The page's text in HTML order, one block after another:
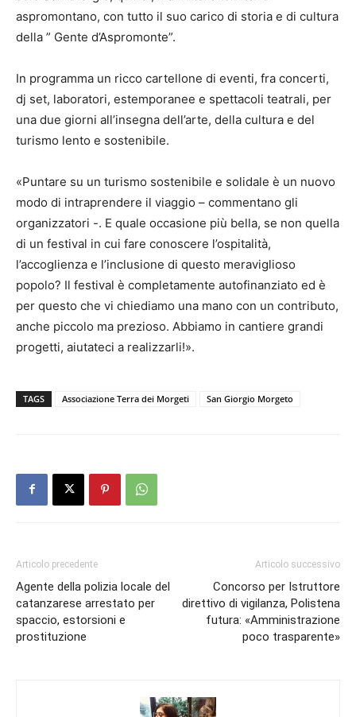
aspromontano, con tutto il suo carico di storia e di cultura
della ” Gente d’Aspromonte”.
In programma un ricco cartellone di eventi, fra concerti,
dj set, laboratori, estemporanee e spettacoli teatrali, per
una due giorni all’insegna dell’arte, della cultura e del
turismo lento e sostenibile.
«Puntare su un turismo sostenibile e solidale è un nuovo
modo di intraprendere il viaggio – commentano gli
organizzatori -. E quale occasione più bella, se non quella
di un festival in cui fare conoscere l’ospitalità,
l’accoglienza e l’inclusione di questo meraviglioso
popolo? Il festival è completamente autofinanziato ed è
per questo che vi chiediamo una mano con un contributo,
anche piccolo ma prezioso. Abbiamo in cantiere grandi
progetti, aiutateci a realizzarli!».
TAGS Associazione Terra dei Morgeti San Giorgio Morgeto
Articolo precedente
Agente della polizia locale del
catanzarese arrestato per
spaccio, estorsioni e
prostituzione
Articolo successivo
Concorso per Istruttore
direttivo di vigilanza, Polistena
futura: «Amministrazione
poco trasparente»